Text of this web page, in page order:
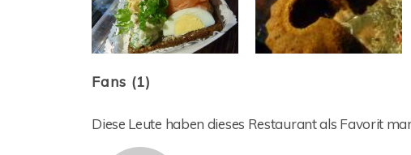
Fans (1)
Diese Leute haben dieses Restaurant als Favorit